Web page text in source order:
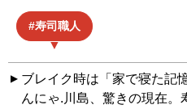
寿司職人
ブレイク時は「家で寝た記
んにゃ.川島、驚きの現在。